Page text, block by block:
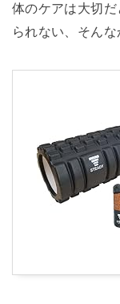
体のケアは大切
られない、そん